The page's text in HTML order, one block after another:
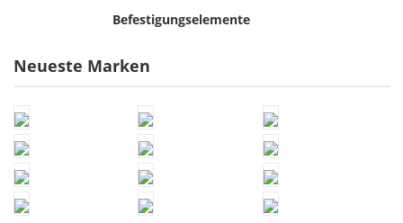
Befestigungselemente
Neueste Marken